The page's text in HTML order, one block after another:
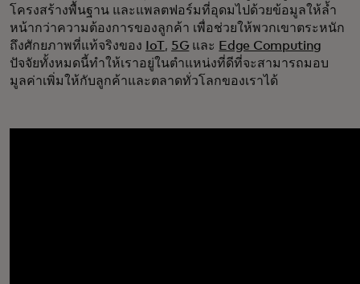
โครงสร้างพื้นฐาน และแพลตฟอร์มที่อุดมไปด้วยข้อมูลให้ล้ำ
หน้ากว่าความต้องการของลูกค้า เพื่อช่วยให้พวกเขาตระหนัก
ถึงศักยภาพที่แท้จริงของ
IoT, 5G และ Edge Computing
ปัจจัยทั้งหมดนี้ทำให้เราอยู่ในตำแหน่งที่ดีที่จะสามารถมอบ
มูลค่าเพิ่มให้กับลูกค้าและตลาดทั่วโลกของเราได้